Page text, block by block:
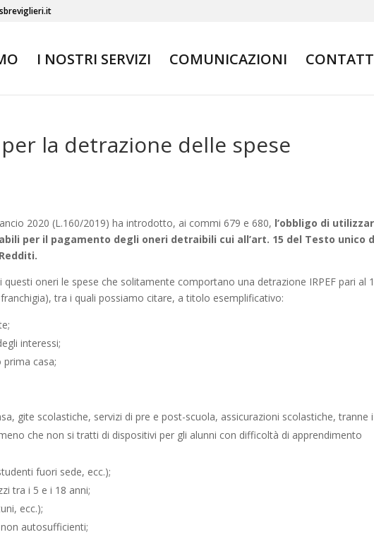
I NOSTRI SERVIZI COMUNICAZIONI
la detrazione delle spese
2020 (L.160/2019) ha introdotto, ai commi 679 e 680, l’obbligo di
per il pagamento degli oneri detraibili cui all’art. 15 del Testo unico
questi oneri le spese che solitamente comportano una detrazione IRPEF pari al
tra i quali possiamo citare, a titolo esemplificativo:
interessi;
casa;
gite scolastiche, servizi di pre e post-scuola, assicurazioni scolastiche, tranne
che non si tratti di dispositivi per gli alunni con difficoltà di apprendimento
fuori sede, ecc.);
tra i 5 e i 18 anni;
ecc.);
autosufficienti;